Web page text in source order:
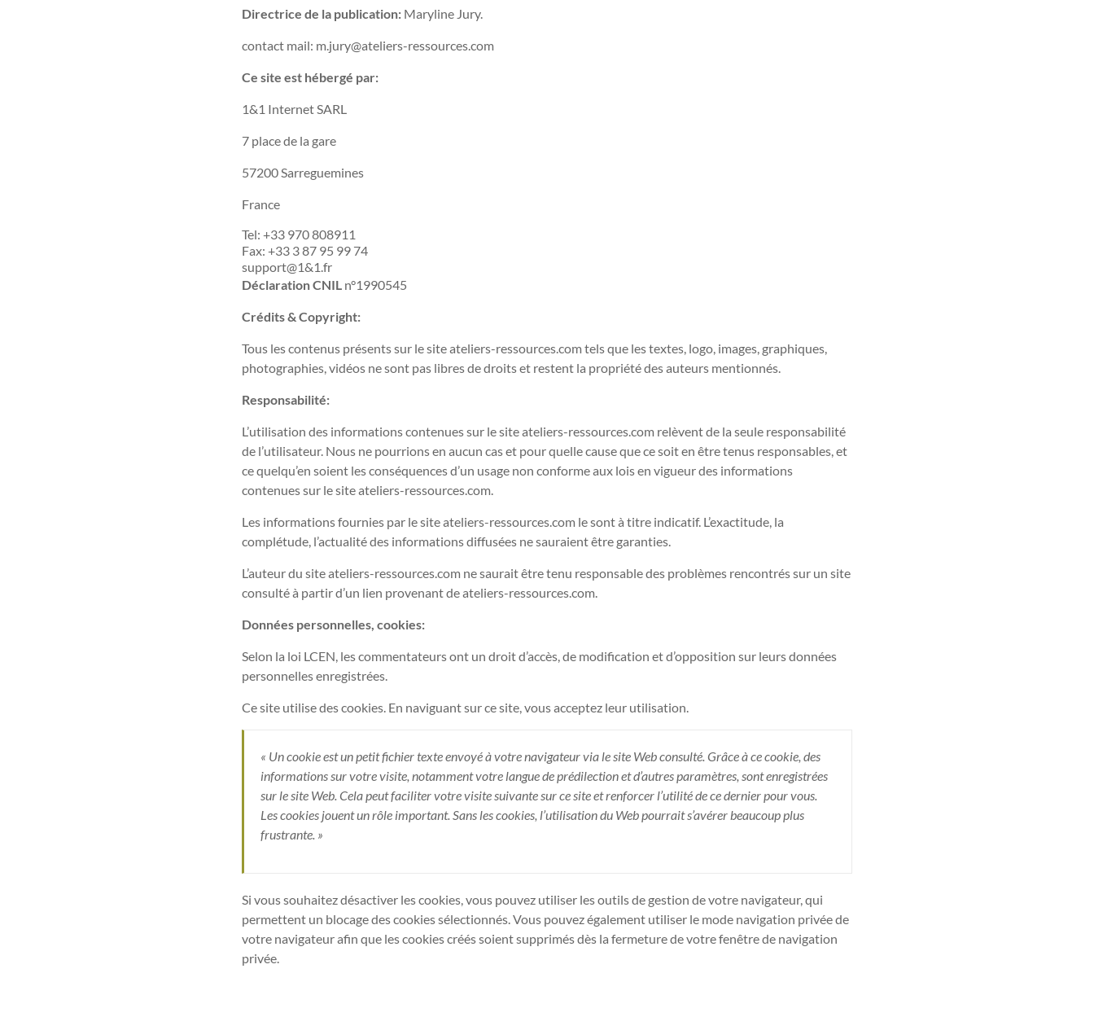
Directrice de la publication: Maryline Jury.
contact mail: m.jury@ateliers-ressources.com
Ce site est hébergé par:
1&1 Internet SARL
7 place de la gare
57200 Sarreguemines
France
Tel: +33 970 808911
Fax: +33 3 87 95 99 74
support@1&1.fr
Déclaration CNIL n°1990545
Crédits & Copyright:
Tous les contenus présents sur le site ateliers-ressources.com tels que les textes, logo, images, graphiques,
photographies, vidéos ne sont pas libres de droits et restent la propriété des auteurs mentionnés.
Responsabilité:
L’utilisation des informations contenues sur le site ateliers-ressources.com relèvent de la seule responsabilité
de l’utilisateur. Nous ne pourrions en aucun cas et pour quelle cause que ce soit en être tenus responsables, et
ce quelqu’en soient les conséquences d’un usage non conforme aux lois en vigueur des informations
contenues sur le site ateliers-ressources.com.
Les informations fournies par le site ateliers-ressources.com le sont à titre indicatif. L’exactitude, la
complétude, l’actualité des informations diffusées ne sauraient être garanties.
L’auteur du site ateliers-ressources.com ne saurait être tenu responsable des problèmes rencontrés sur un site
consulté à partir d’un lien provenant de ateliers-ressources.com.
Données personnelles, cookies:
Selon la loi LCEN, les commentateurs ont un droit d’accès, de modification et d’opposition sur leurs données
personnelles enregistrées.
Ce site utilise des cookies. En naviguant sur ce site, vous acceptez leur utilisation.
« Un cookie est un petit fichier texte envoyé à votre navigateur via le site Web consulté. Grâce à ce cookie, des
informations sur votre visite, notamment votre langue de prédilection et d’autres paramètres, sont enregistrées
sur le site Web. Cela peut faciliter votre visite suivante sur ce site et renforcer l’utilité de ce dernier pour vous.
Les cookies jouent un rôle important. Sans les cookies, l’utilisation du Web pourrait s’avérer beaucoup plus
frustrante. »
Si vous souhaitez désactiver les cookies, vous pouvez utiliser les outils de gestion de votre navigateur, qui
permettent un blocage des cookies sélectionnés. Vous pouvez également utiliser le mode navigation privée de
votre navigateur afin que les cookies créés soient supprimés dès la fermeture de votre fenêtre de navigation
privée.